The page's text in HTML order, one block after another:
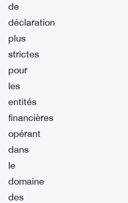
de
déclaration
plus
strictes
pour
les
entités
financières
opérant
dans
le
domaine
des